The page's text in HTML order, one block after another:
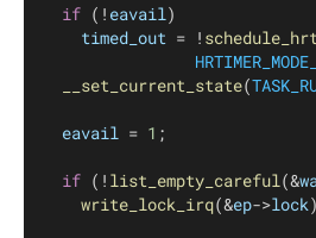
if (! eavail)
timed_out = !
__set_current_state(
eavail = 1 ;
if (! list_empty_careful(&
write_lock_irq(&ep->lock